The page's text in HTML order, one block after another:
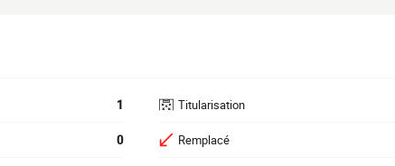
1
0
Titularisation
Remplacé